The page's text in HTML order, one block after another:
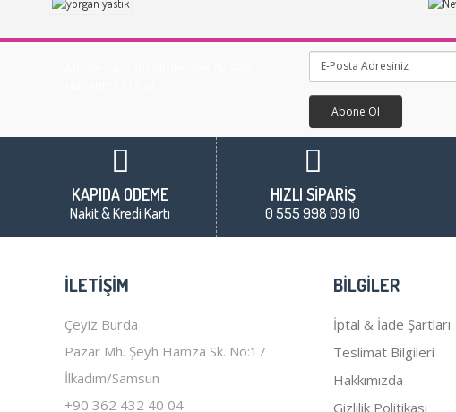
Abone Ol
KAPIDA ÖDEME
Nakit & Kredi Kartı
HIZLI SİPARİŞ
0 555 998 09 10
İLETIŞIM
Çeyiz Burda
Pazar Mh. Şeyh Hamza Sk. No:17
İlkadım/Samsun
+90 362 432 40 04
BILGILER
İptal & İade Şartları
Teslimat Bilgileri
Hakkımızda
Gizlilik Politikası